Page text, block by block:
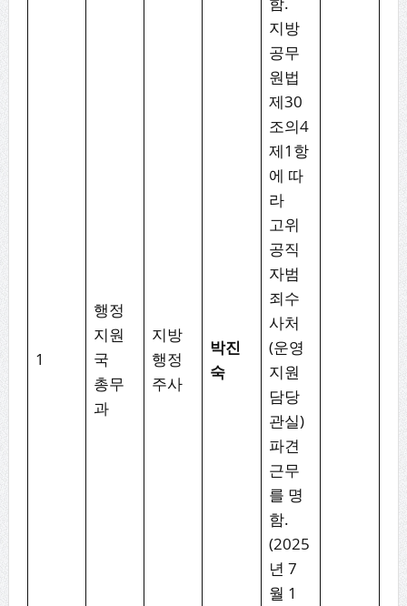
1
행정
지원
국
총무
과
지방
행정
주사
박진
숙
지방
공무
원법
제30
조의4
제1항
에 따
라
고위
공직
자범
죄수
사처
(운영
지원
담당
관실)
파견
근무
를 명
함.
(2025
년 7
월 1